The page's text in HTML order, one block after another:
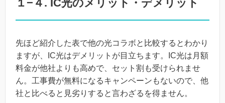
１−４. IC光のメリット・デメリット
先ほど紹介した表で他の光コラボと比較するとわかり
ますが、IC光はデメリットが目立ちます。IC光は月額
料金が他社よりも高めで、セット割も受けられませ
ん。工事費が無料になるキャンペーンもないので、他
社と比べると見劣りすると言わざるを得ません。